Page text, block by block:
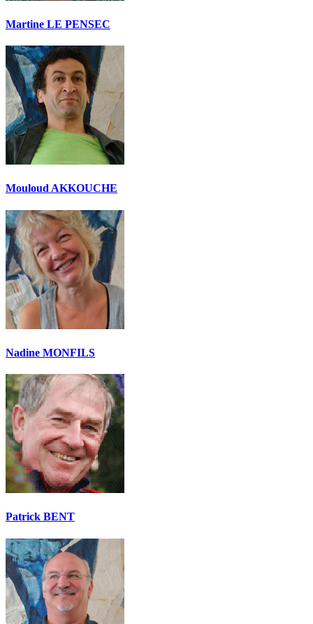
Martine LE PENSEC
Mouloud AKKOUCHE
Nadine MONFILS
Patrick BENT